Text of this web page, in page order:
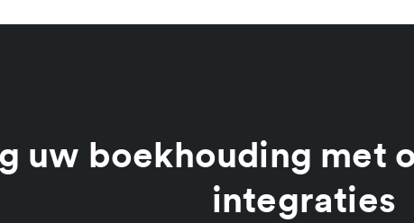
uw boekhouding met
integraties